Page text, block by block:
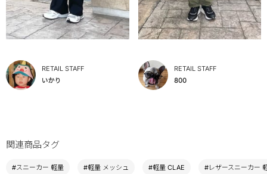
RETAIL STAFF
いかり
RETAIL STAFF
800
関連商品タグ
#スニーカー 軽量 #軽量 メッシュ #軽量 CLAE #レザースニーカー